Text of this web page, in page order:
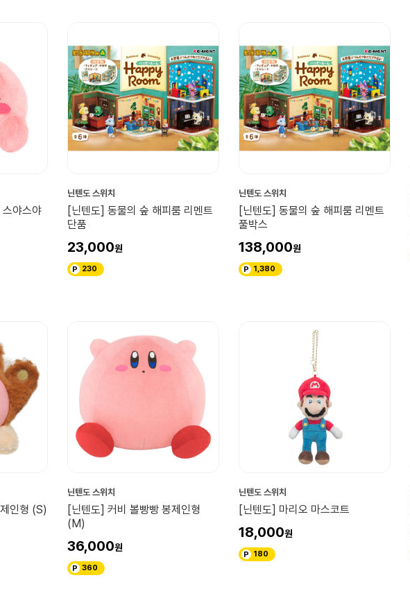
야스야
닌텐도 스위치
[닌텐도] 동물의 숲 해피룸 리멘트
단품
23,000
230
닌텐도 스위치
[닌텐도] 동물의 숲 해피룸 리멘트
풀박스
138,000
1,380
인형 (S)
닌텐도 스위치
[닌텐도] 커비 볼빵빵 봉제인형
(M)
36,000
360
닌텐도 스위치
[닌텐도] 마리오 마스코트
18,000
180